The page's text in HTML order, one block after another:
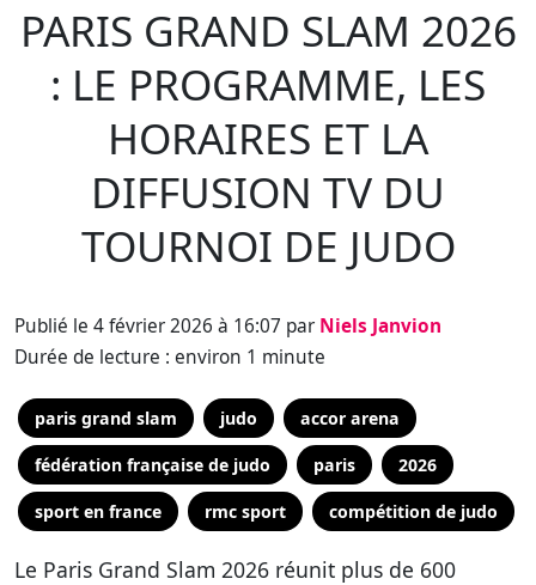
PARIS GRAND SLAM 2026
: LE PROGRAMME, LES
HORAIRES ET LA
DIFFUSION TV DU
TOURNOI DE JUDO
Publié le 4 février 2026 à 16:07 par Niels Janvion
Durée de lecture : environ 1 minute
paris grand slam judo accor arena
fédération française de judo paris 2026
sport en france rmc sport compétition de judo
Le Paris Grand Slam 2026 réunit plus de 600